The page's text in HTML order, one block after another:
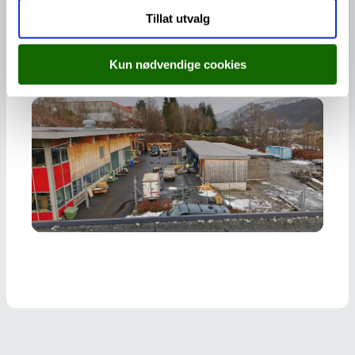
Tillat utvalg
Kun nødvendige cookies